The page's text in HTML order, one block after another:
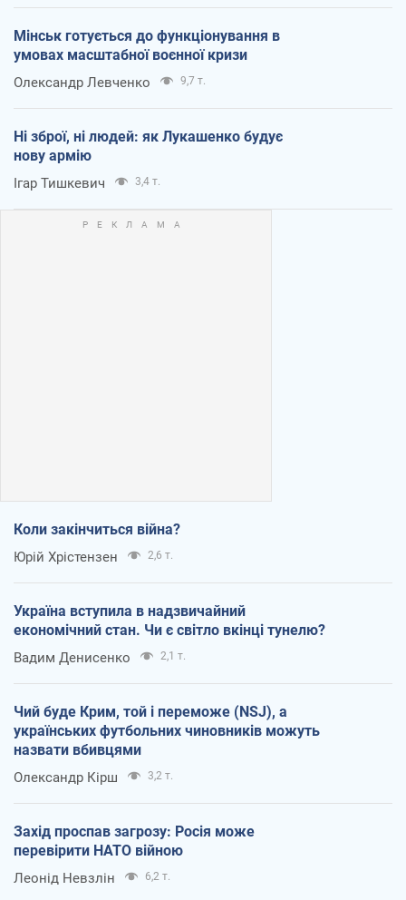
Мінськ готується до функціонування в
умовах масштабної воєнної кризи
Олександр Левченко 9,7 т.
Ні зброї, ні людей: як Лукашенко будує
нову армію
Ігар Тишкевич 3,4 т.
Коли закінчиться війна?
Юрій Хрістензен 2,6 т.
Україна вступила в надзвичайний
економічний стан. Чи є світло вкінці тунелю?
Вадим Денисенко 2,1 т.
Чий буде Крим, той і переможе (NSJ), а
українських футбольних чиновників можуть
назвати вбивцями
Олександр Кірш 3,2 т.
Захід проспав загрозу: Росія може
перевірити НАТО війною
Леонід Невзлін 6,2 т.